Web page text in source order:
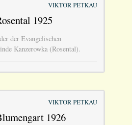
VIKTOR PETKAU
1925
der Evangelischen
Kanzerowka (Rosental).
VIKTOR PETKAU
1926